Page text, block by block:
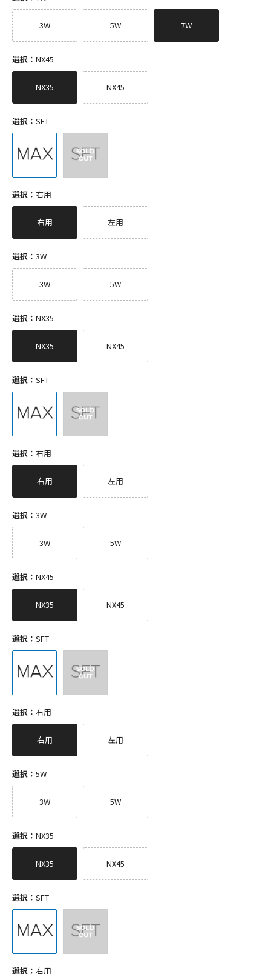
3W 5W 7W
選択： NX45
NX35 NX45
選択： SFT
選択： 右用
右用 左用
選択： 3W
3W 5W
選択： NX35
NX35 NX45
選択： SFT
選択： 右用
右用 左用
選択： 3W
3W 5W
選択： NX45
NX35 NX45
選択： SFT
選択： 右用
右用 左用
選択： 5W
3W 5W
選択： NX35
NX35 NX45
選択： SFT
選択： 右用